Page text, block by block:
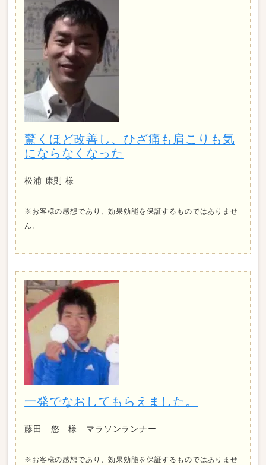
驚くほど改善し、ひざ痛も肩こりも気
にならなくなった
松浦 康則 様
※お客様の感想であり、効果効能を保証するものではありませ
ん。
一発でなおしてもらえました。
藤田 悠 様 マラソンランナー
※お客様の感想であり、効果効能を保証するものではありませ